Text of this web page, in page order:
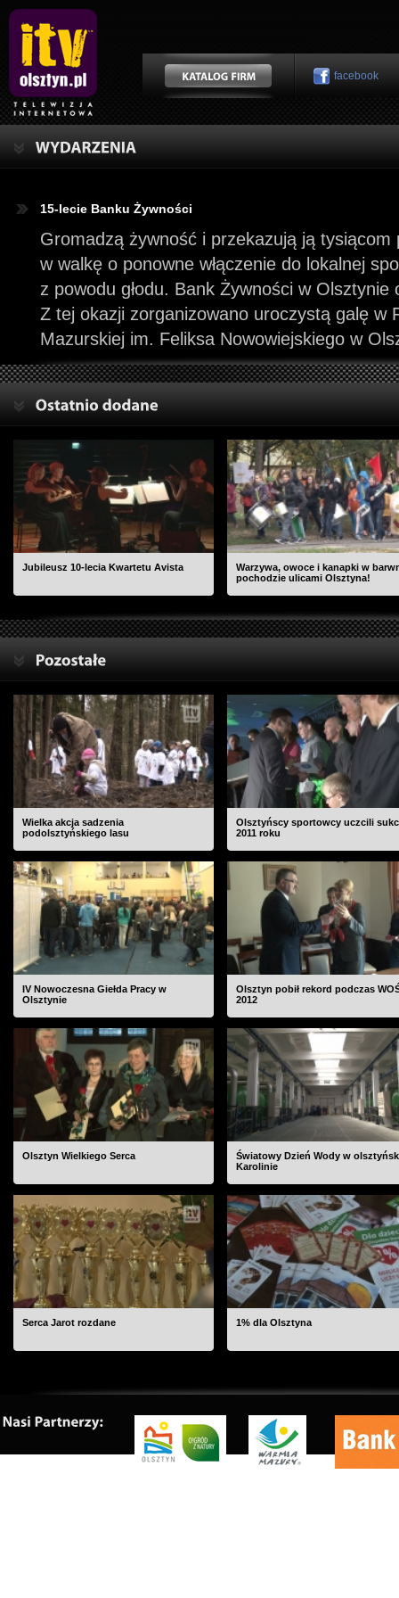
facebook
15-lecie Banku Żywności
Gromadzą żywność i przekazują ją
w walkę o ponowne włączenie do lokalnej
z powodu głodu. Bank Żywności w Olsztynie
Z tej okazji zorganizowano uroczystą galę w
Mazurskiej im. Feliksa Nowowiejskiego w
Jubileusz 10-lecia Kwartetu Avista
Warzywa, owoce i kanapki w
pochodzie ulicami Olsztyna!
Wielka akcja sadzenia
podolsztyńskiego lasu
Olsztyńscy sportowcy uczcili
2011 roku
IV Nowoczesna Giełda Pracy w
Olsztynie
Olsztyn pobił rekord podczas
2012
Olsztyn Wielkiego Serca
Światowy Dzień Wody w
Karolinie
Serca Jarot rozdane 1% dla Olsztyna